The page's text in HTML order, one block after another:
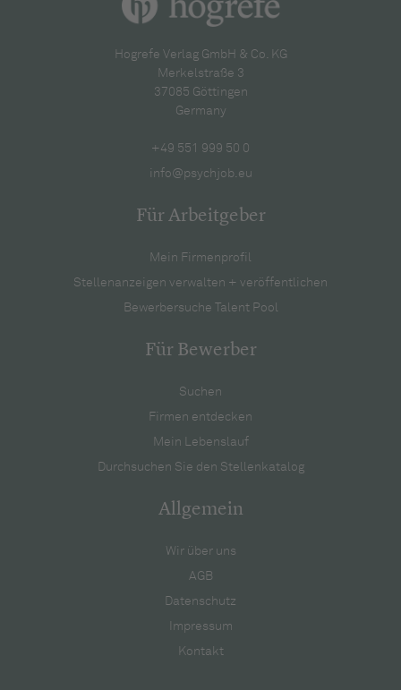
Hogrefe Verlag GmbH & Co. KG
Merkelstraße 3
37085 Göttingen
Germany
+49 551 999 50 0
info@psychjob.eu
Für Arbeitgeber
Mein Firmenprofil
Stellenanzeigen verwalten + veröffentlichen
Bewerbersuche Talent Pool
Für Bewerber
Suchen
Firmen entdecken
Mein Lebenslauf
Durchsuchen Sie den Stellenkatalog
Allgemein
Wir über uns
AGB
Datenschutz
Impressum
Kontakt